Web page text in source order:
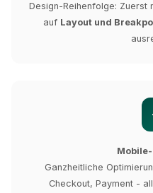
Design-Reihenfolge: Zuerst
auf Layout und
Ganzheitliche
Checkout, Payment -